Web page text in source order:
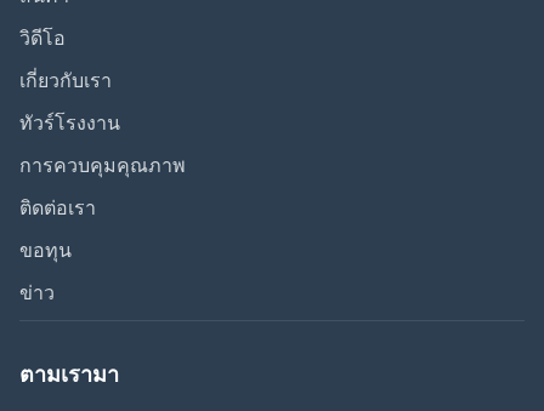
วิดีโอ
เกี่ยวกับเรา
ทัวร์โรงงาน
การควบคุมคุณภาพ
ติดต่อเรา
ขอทุน
ข่าว
ตามเรามา